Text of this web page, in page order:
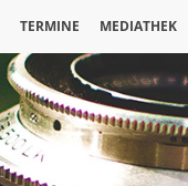
TERMINE MEDIATHEK